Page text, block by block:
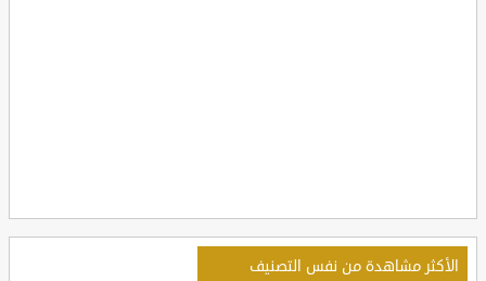
الأكثر مشاهدة من نفس التصنيف